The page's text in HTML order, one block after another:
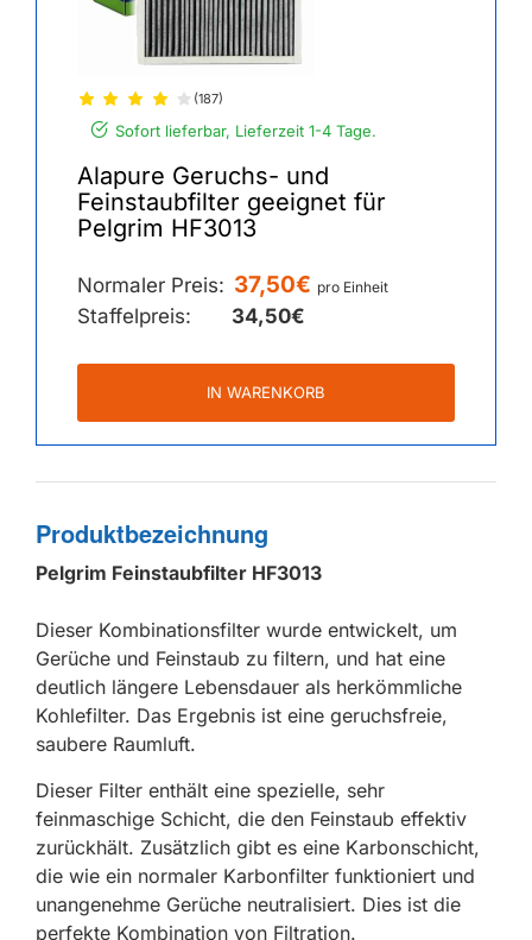
(187)
Sofort lieferbar, Lieferzeit 1-4 Tage.
Alapure Geruchs- und
Feinstaubfilter geeignet für
Pelgrim HF3013
Normaler Preis: 37,50€ pro Einheit
Staffelpreis: 34,50€
IN WARENKORB
Produktbezeichnung
Pelgrim Feinstaubfilter HF3013
Dieser Kombinationsfilter wurde entwickelt, um
Gerüche und Feinstaub zu filtern, und hat eine
deutlich längere Lebensdauer als herkömmliche
Kohlefilter. Das Ergebnis ist eine geruchsfreie,
saubere Raumluft.
Dieser Filter enthält eine spezielle, sehr
feinmaschige Schicht, die den Feinstaub effektiv
zurückhält. Zusätzlich gibt es eine Karbonschicht,
die wie ein normaler Karbonfilter funktioniert und
unangenehme Gerüche neutralisiert. Dies ist die
perfekte Kombination von Filtration.